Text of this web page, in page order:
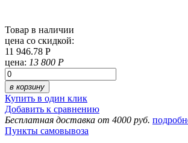
Товар в наличии
цена со скидкой:
11 946.78 Р
цена: 13 800 Р
в корзину
Купить в один клик
Добавить к сравнению
Бесплатная доставка от 4000 руб.
Пункты самовывоза